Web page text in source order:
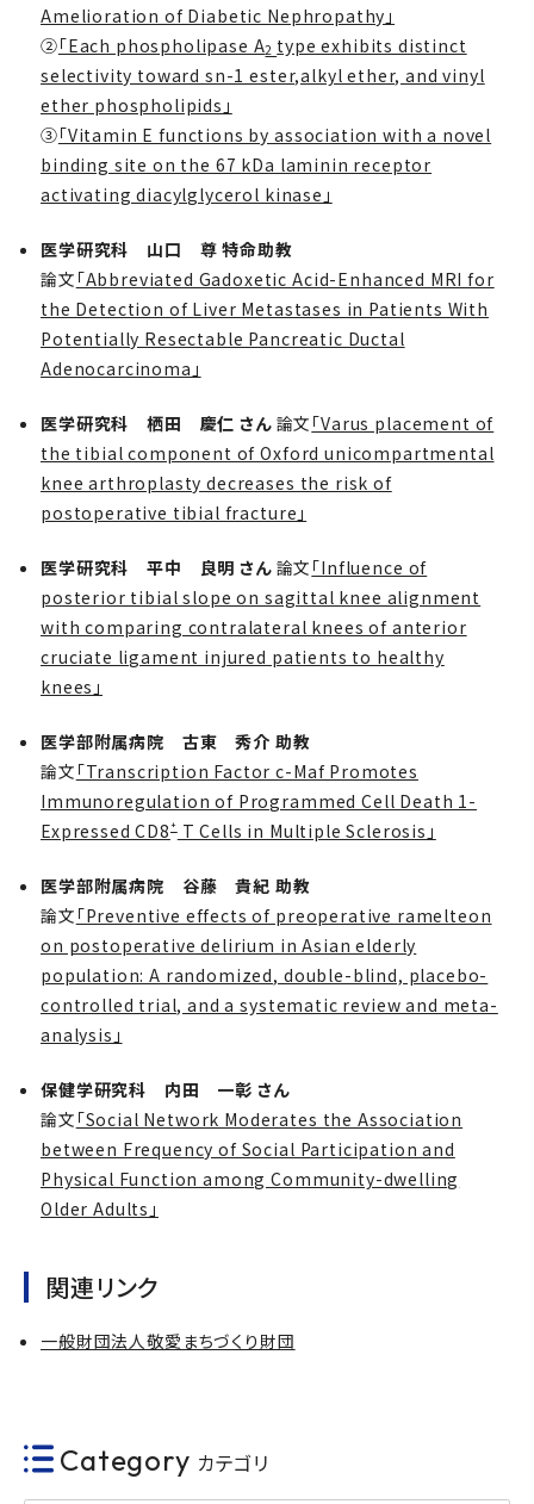
Amelioration of Diabetic Nephropathy」
②「Each phospholipase A2type exhibits distinct
selectivity toward sn-1 ester,alkyl ether, and vinyl
ether phospholipids」
③「Vitamin E functions by association with a novel
binding site on the 67 kDa laminin receptor
activating diacylglycerol kinase」
医学研究科 山口 尊 特命助教
論文 「Abbreviated Gadoxetic Acid-Enhanced MRI for
the Detection of Liver Metastases in Patients With
Potentially Resectable Pancreatic Ductal
Adenocarcinoma」
医学研究科 栖田 慶仁 さん論文 「Varus placement of
the tibial component of Oxford unicompartmental
knee arthroplasty decreases the risk of
postoperative tibial fracture」
医学研究科 平中 良明 さん論文 「Influence of
posterior tibial slope on sagittal knee alignment
with comparing contralateral knees of anterior
cruciate ligament injured patients to healthy
knees」
医学部附属病院 古東 秀介 助教
論文 「Transcription Factor c-Maf Promotes
Immunoregulation of Programmed Cell Death 1-
Expressed CD8⁺T Cells in Multiple Sclerosis」
医学部附属病院 谷藤 貴紀 助教
論文 「Preventive effects of preoperative ramelteon
on postoperative delirium in Asian elderly
population: A randomized, double-blind, placebo-
controlled trial, and a systematic review and meta-
analysis」
保健学研究科 内田 一彰 さん
論文 「Social Network Moderates the Association
between Frequency of Social Participation and
Physical Function among Community-dwelling
Older Adults」
関連リンク
一般財団法人敬愛まちづくり財団
Category カテゴリ